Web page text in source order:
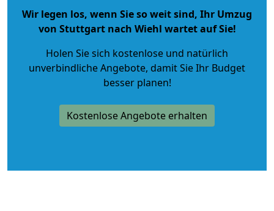
Wir legen los, wenn Sie so weit sind, Ihr Umzug
von Stuttgart nach Wiehl wartet auf Sie!
Holen Sie sich kostenlose und natürlich
unverbindliche Angebote, damit Sie Ihr Budget
besser planen!
Kostenlose Angebote erhalten